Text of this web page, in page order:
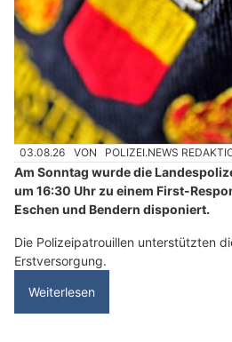
03.08.26 VON POLIZEI.NEWS
Am Sonntag wurde die
um 16:30 Uhr zu einem First-
Eschen und Bendern disponiert.
Die Polizeipatrouillen unterstützten
Erstversorgung.
Weiterlesen